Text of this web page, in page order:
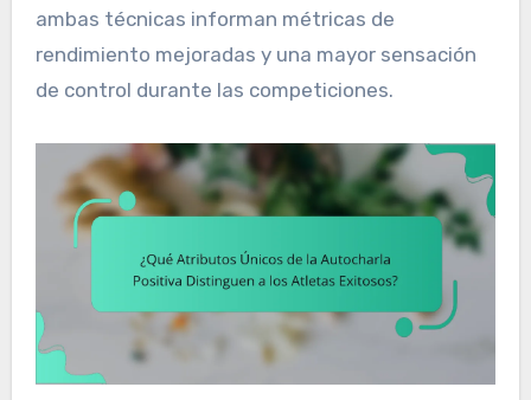
ambas técnicas informan métricas de
rendimiento mejoradas y una mayor sensación
de control durante las competiciones.